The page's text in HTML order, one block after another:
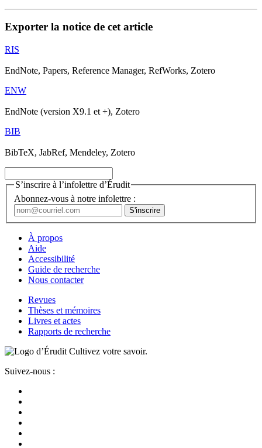
Exporter la notice de cet article
RIS
EndNote, Papers, Reference Manager, RefWorks, Zotero
ENW
EndNote (version X9.1 et +), Zotero
BIB
BibTeX, JabRef, Mendeley, Zotero
S’inscrire à l’infolettre d’Érudit
Abonnez-vous à notre infolettre :
À propos
Aide
Accessibilité
Guide de recherche
Nous contacter
Revues
Thèses et mémoires
Livres et actes
Rapports de recherche
Cultivez votre savoir.
Suivez-nous :